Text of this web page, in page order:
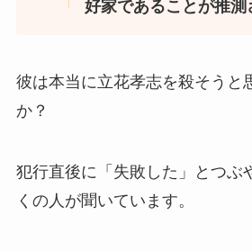
好家であることが推測
彼は本当に立花孝志を殺そうと
か？
犯行直後に「失敗した」とつぶ
くの人が聞いています。